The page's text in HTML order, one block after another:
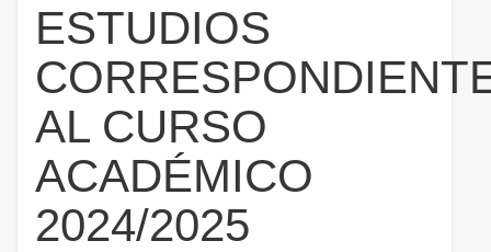
ESTUDIOS
AL CURSO
ACADÉMICO
2024/2025